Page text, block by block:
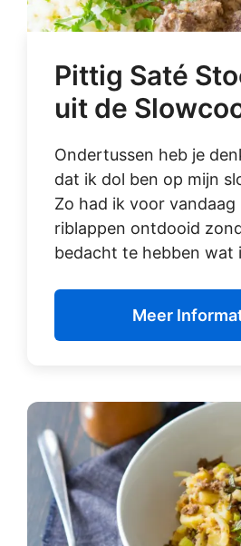
Pittig Saté
uit de
Ondertussen heb je
dat ik dol ben op mijn
Zo had ik voor vandaag
riblappen ontdooid
bedacht te hebben wat
Meer